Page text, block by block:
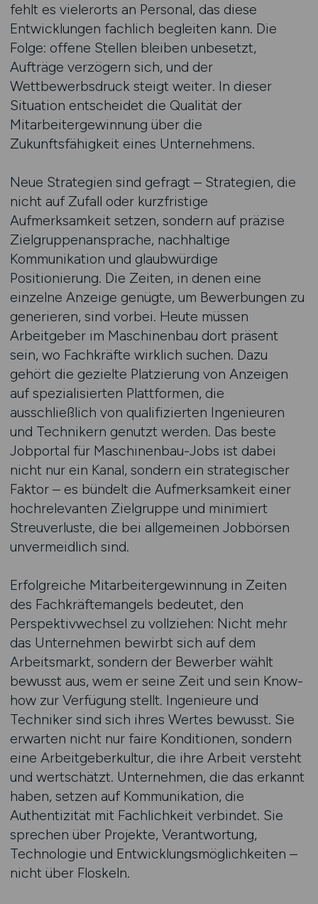
fehlt es vielerorts an Personal, das diese
Entwicklungen fachlich begleiten kann. Die
Folge: offene Stellen bleiben unbesetzt,
Aufträge verzögern sich, und der
Wettbewerbsdruck steigt weiter. In dieser
Situation entscheidet die Qualität der
Mitarbeitergewinnung über die
Zukunftsfähigkeit eines Unternehmens.
Neue Strategien sind gefragt – Strategien, die
nicht auf Zufall oder kurzfristige
Aufmerksamkeit setzen, sondern auf präzise
Zielgruppenansprache, nachhaltige
Kommunikation und glaubwürdige
Positionierung. Die Zeiten, in denen eine
einzelne Anzeige genügte, um Bewerbungen zu
generieren, sind vorbei. Heute müssen
Arbeitgeber im Maschinenbau dort präsent
sein, wo Fachkräfte wirklich suchen. Dazu
gehört die gezielte Platzierung von Anzeigen
auf spezialisierten Plattformen, die
ausschließlich von qualifizierten Ingenieuren
und Technikern genutzt werden. Das beste
Jobportal für Maschinenbau-Jobs ist dabei
nicht nur ein Kanal, sondern ein strategischer
Faktor – es bündelt die Aufmerksamkeit einer
hochrelevanten Zielgruppe und minimiert
Streuverluste, die bei allgemeinen Jobbörsen
unvermeidlich sind.
Erfolgreiche Mitarbeitergewinnung in Zeiten
des Fachkräftemangels bedeutet, den
Perspektivwechsel zu vollziehen: Nicht mehr
das Unternehmen bewirbt sich auf dem
Arbeitsmarkt, sondern der Bewerber wählt
bewusst aus, wem er seine Zeit und sein Know-
how zur Verfügung stellt. Ingenieure und
Techniker sind sich ihres Wertes bewusst. Sie
erwarten nicht nur faire Konditionen, sondern
eine Arbeitgeberkultur, die ihre Arbeit versteht
und wertschätzt. Unternehmen, die das erkannt
haben, setzen auf Kommunikation, die
Authentizität mit Fachlichkeit verbindet. Sie
sprechen über Projekte, Verantwortung,
Technologie und Entwicklungsmöglichkeiten –
nicht über Floskeln.